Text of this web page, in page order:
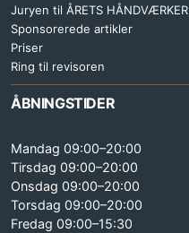
Juryen til ÅRETS HÅNDVÆRKER
Sponsorerede artikler
Priser
Ring til revisoren
ÅBNINGSTIDER
Mandag 09:00–20:00
Tirsdag 09:00–20:00
Onsdag 09:00–20:00
Torsdag 09:00–20:00
Fredag 09:00–15:30